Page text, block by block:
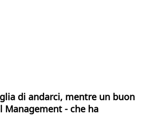
di andarci, mentre un buon
Management - che ha